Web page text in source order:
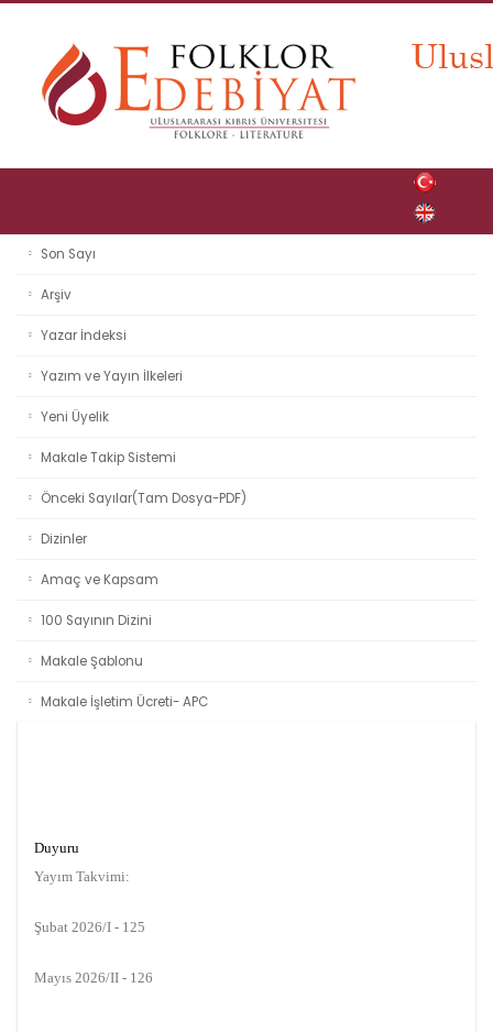
Son Sayı
Arşiv
Yazar İndeksi
Yazım ve Yayın İlkeleri
Yeni Üyelik
Makale Takip Sistemi
Önceki Sayılar(Tam Dosya-PDF)
Dizinler
Amaç ve Kapsam
100 Sayının Dizini
Makale Şablonu
Makale İşletim Ücreti- APC
Duyuru
Yayım Takvimi:
Şubat 2026/I - 125
Mayıs 2026/II - 126